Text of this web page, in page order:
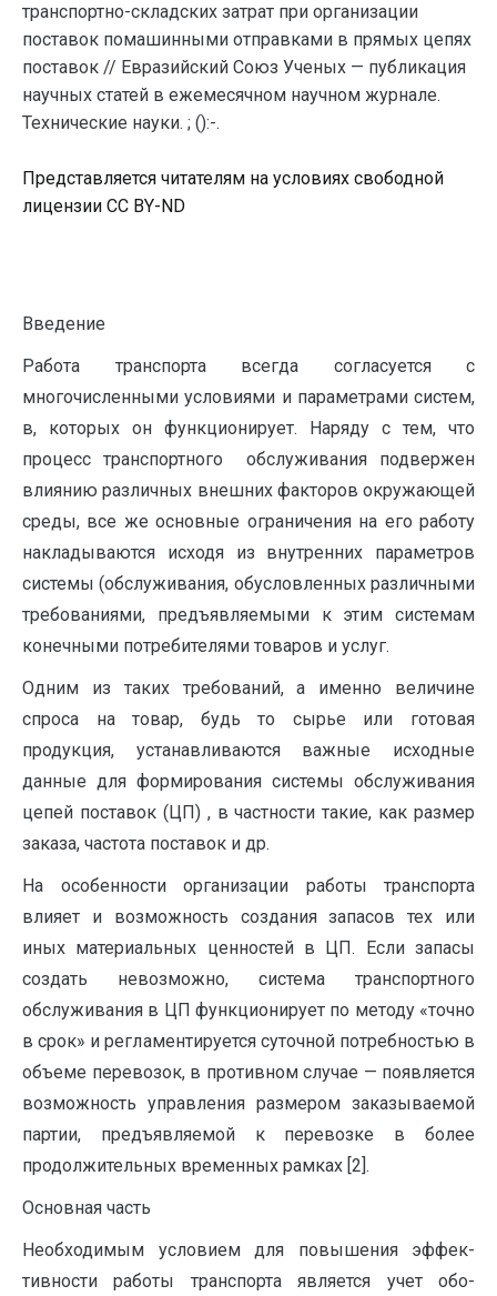
транспортно-складских затрат при организации
поставок помашинными отправками в прямых цепях
поставок // Евразийский Союз Ученых — публикация
научных статей в ежемесячном научном журнале.
Технические науки. ; ():-.
Представляется читателям на условиях свободной
лицензии CC BY-ND
Введение
Работа транспорта всегда согласуется с
многочисленными условиями и параметрами систем,
в, которых он функционирует. Наряду с тем, что
процесс транспортного обслуживания подвер­жен
влиянию различных внешних факторов окружающей
среды, все же основные ограничения на его работу
на­кладываются исходя из внутренних параметров
системы (обслуживания, обусловленных различными
требованиями, предъявляемыми к этим системам
конеч­ными потребителями товаров и услуг.
Одним из таких требований, а именно величине
спроса на товар, будь то сы­рье или готовая
продукция, устанавливаются важные исходные
данные для формирования системы обслуживания
цепей поставок (ЦП) , в частности такие, как размер
заказа, частота по­ставок и др.
На особенности организации рабо­ты транспорта
влияет и возможность создания запасов тех или
иных материальных ценностей в ЦП. Если запасы
создать невозможно, си­стема транспортного
обслуживания в ЦП фун­кционирует по методу «точно
в срок» и регла­ментируется суточной потребностью в
объеме перевозок, в противном случае — появляется
возможность управления размером заказывае­мой
партии, предъявляемой к перевозке в более
продолжительных временных рамках [2].
Основная часть
Необходимым условием для повышения эффек­
тивности работы транспорта является учет обо­